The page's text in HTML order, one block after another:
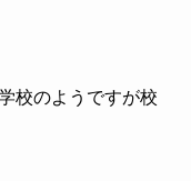
校のようですが校